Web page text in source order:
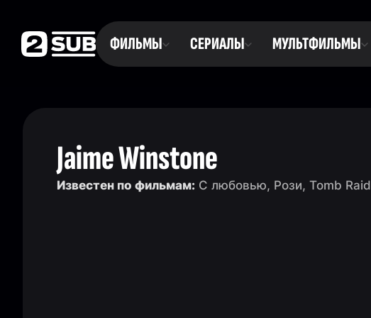
ФИЛЬМЫ СЕРИАЛЫ МУЛЬТФИЛЬМЫ
Jaime Winstone
Известен по фильмам: С любовью, Рози, Tomb